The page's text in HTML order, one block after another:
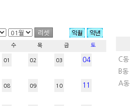
수 목 금 토
01 02 03 04
08 09 10 11
C동
B동
A동